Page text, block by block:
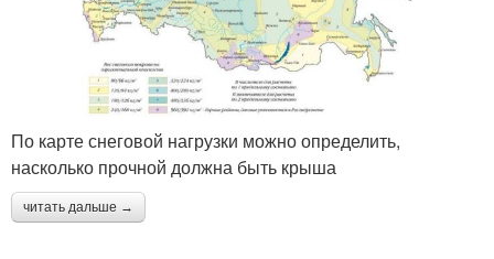
По карте снеговой нагрузки можно определить,
насколько прочной должна быть крыша
читать дальше →